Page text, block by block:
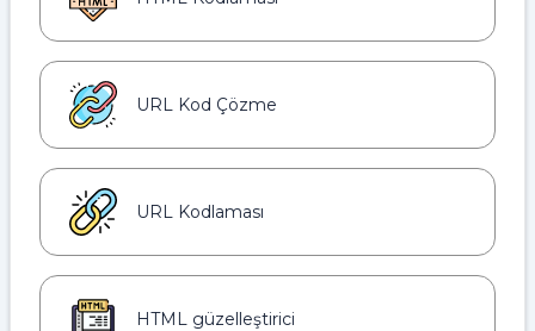
URL Kod Çözme
URL Kodlaması
HTML güzelleştirici